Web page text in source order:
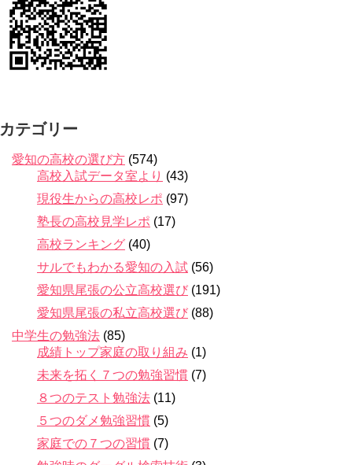
カテゴリー
愛知の高校の選び方 (574)
高校入試データ室より (43)
現役生からの高校レポ (97)
塾長の高校見学レポ (17)
高校ランキング (40)
サルでもわかる愛知の入試 (56)
愛知県尾張の公立高校選び (191)
愛知県尾張の私立高校選び (88)
中学生の勉強法 (85)
成績トップ家庭の取り組み (1)
未来を拓く７つの勉強習慣 (7)
８つのテスト勉強法 (11)
５つのダメ勉強習慣 (5)
家庭での７つの習慣 (7)